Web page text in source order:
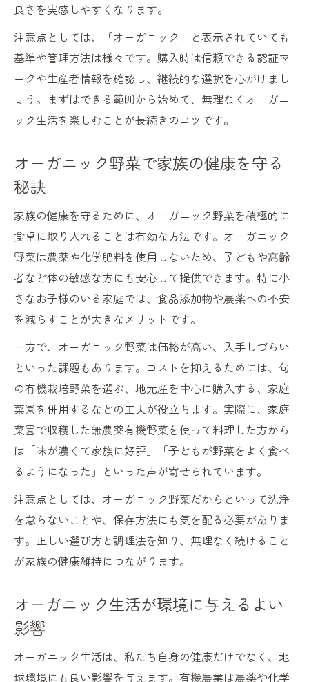
良さを実感しやすくなります。
注意点としては、「オーガニック」と表示されていても
基準や管理方法は様々です。購入時は信頼できる認証マ
ークや生産者情報を確認し、継続的な選択を心がけまし
ょう。まずはできる範囲から始めて、無理なくオーガニ
ック生活を楽しむことが長続きのコツです。
オーガニック野菜で家族の健康を守る
秘訣
家族の健康を守るために、オーガニック野菜を積極的に
食卓に取り入れることは有効な方法です。オーガニック
野菜は農薬や化学肥料を使用しないため、子どもや高齢
者など体の敏感な方にも安心して提供できます。特に小
さなお子様のいる家庭では、食品添加物や農薬への不安
を減らすことが大きなメリットです。
一方で、オーガニック野菜は価格が高い、入手しづらい
といった課題もあります。コストを抑えるためには、旬
の有機栽培野菜を選ぶ、地元産を中心に購入する、家庭
菜園を併用するなどの工夫が役立ちます。実際に、家庭
菜園で収穫した無農薬有機野菜を使って料理した方から
は「味が濃くて家族に好評」「子どもが野菜をよく食べ
るようになった」といった声が寄せられています。
注意点としては、オーガニック野菜だからといって洗浄
を怠らないことや、保存方法にも気を配る必要がありま
す。正しい選び方と調理法を知り、無理なく続けること
が家族の健康維持につながります。
オーガニック生活が環境に与えるよい
影響
オーガニック生活は、私たち自身の健康だけでなく、地
球環境にも良い影響を与えます。有機農業は農薬や化学